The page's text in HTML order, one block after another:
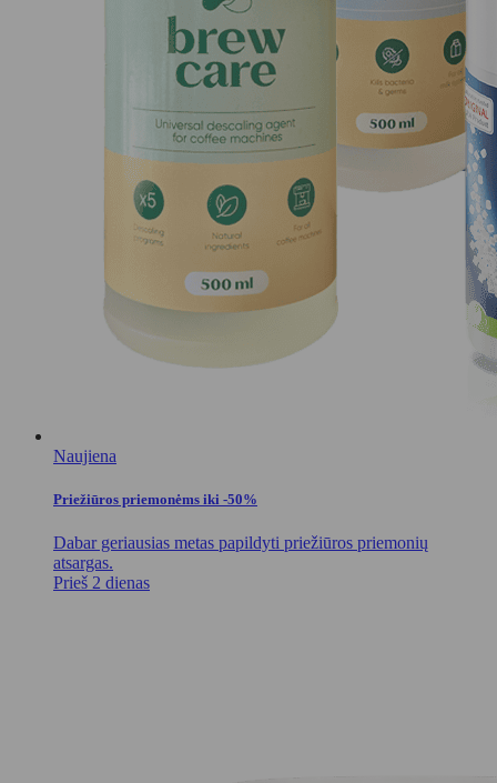
Naujiena
Priežiūros priemonėms iki -50%
Dabar geriausias metas papildyti priežiūros priemonių
atsargas.
Prieš 2 dienas